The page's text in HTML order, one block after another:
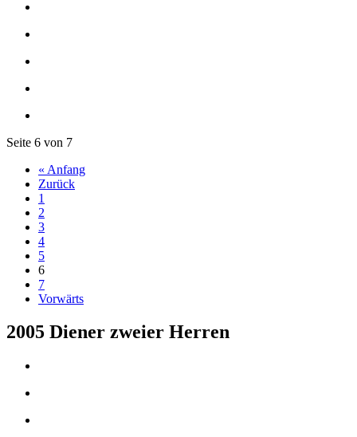
Seite 6 von 7
« Anfang
Zurück
1
2
3
4
5
6
7
Vorwärts
2005 Diener zweier Herren